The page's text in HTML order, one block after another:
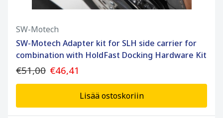
SW-Motech
SW-Motech Adapter kit for SLH side carrier for
combination with HoldFast Docking Hardware Kit
€51,00 €46,41
Lisää ostoskoriin